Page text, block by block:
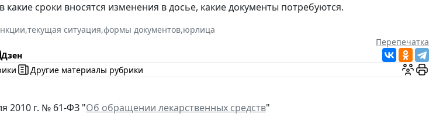
какие сроки вносятся изменения в досье, какие документы потребуются.
,текущая ситуация,формы документов,юрлица
Перепечатка
Дзен
Другие материалы рубрики
2010 г. № 61-ФЗ "Об обращении лекарственных средств"